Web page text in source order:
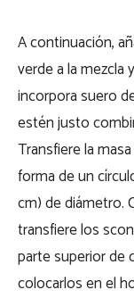
A continuación,
verde a la mezcla
incorpora suero
estén justo
Transfiere la
forma de un
cm) de diámetro.
transfiere los
parte superior de
colocarlos en el